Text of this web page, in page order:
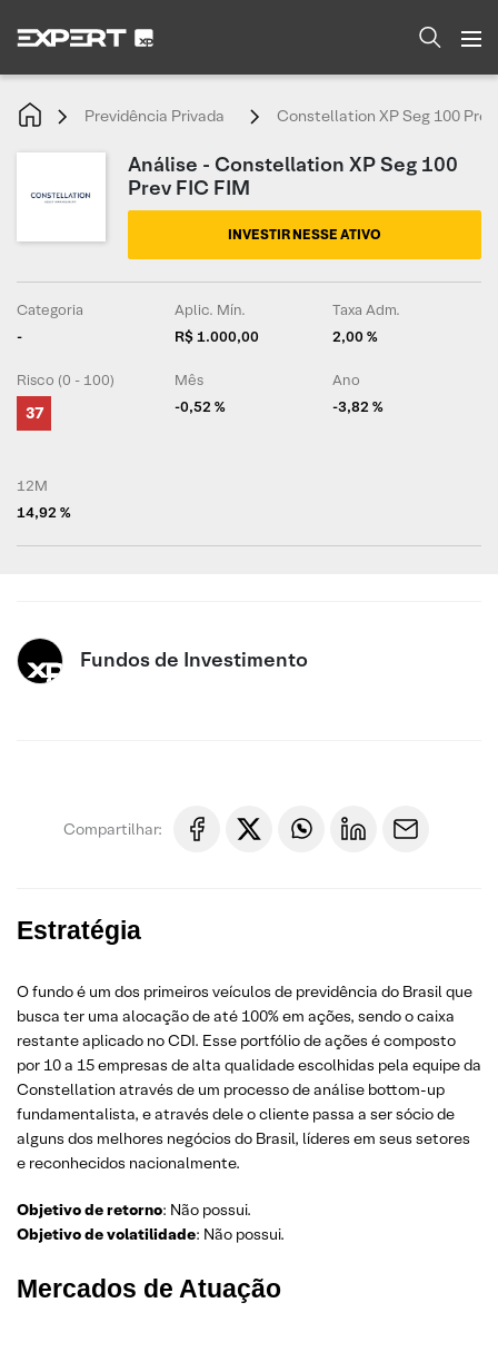
Previdência Privada Constellation XP Seg 100
Análise - Constellation XP Seg 100
Prev FIC FIM
INVESTIR NESSE ATIVO
Categoria
-
Aplic. Mín.
R$ 1.000,00
Taxa Adm.
2,00 %
Risco (0 - 100)
37
Mês
-0,52 %
Ano
-3,82 %
12M
14,92 %
Fundos de Investimento
Compartilhar:
Estratégia
O fundo é um dos primeiros veículos de previdência do Brasil que
busca ter uma alocação de até 100% em ações, sendo o caixa
restante aplicado no CDI. Esse portfólio de ações é composto
por 10 a 15 empresas de alta qualidade escolhidas pela equipe da
Constellation através de um processo de análise bottom-up
fundamentalista, e através dele o cliente passa a ser sócio de
alguns dos melhores negócios do Brasil, líderes em seus setores
e reconhecidos nacionalmente.
Objetivo de retorno: Não possui.
Objetivo de volatilidade: Não possui.
Mercados de Atuação